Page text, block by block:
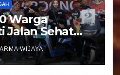
Warga
Jalan Sehat
Catur
Potensi
WIJAYA